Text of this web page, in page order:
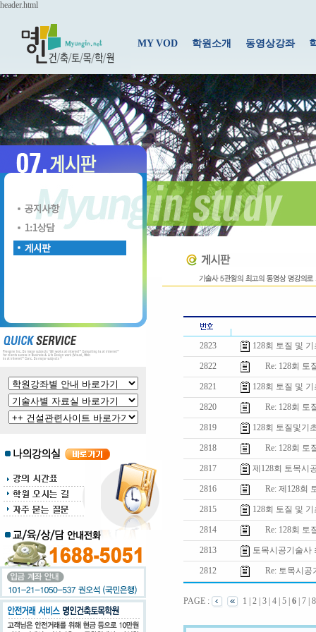
header.html
MY VOD 학원소개 동영상강좌
2823 128회 토질 및
2822 Re: 128회 토
2821 128회 토질 및
2820 Re: 128회 토
2819 128회 토질및기
2818 Re: 128회 토
2817 제128회 토목시
2816 Re: 제128회
2815 128회 토질 및
2814 Re: 128회 토
2813 토목시공기술사
2812 Re: 토목시공
PAGE : 1 2 3 4 5 6 7 8